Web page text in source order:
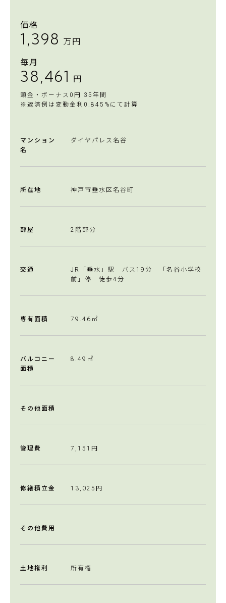
価格
1,398 万円
毎月
38,461 円
頭金・ボーナス0円 35年間
※返済例は変動金利0.845%にて計算
マンション
名
ダイヤパレス名谷
所在地 神戸市垂水区名谷町
部屋 2階部分
交通
JR「垂水」駅 バス19分 「名谷小学校
前」停 徒歩4分
専有面積 79.46㎡
バルコニー
面積
8.49㎡
その他面積
管理費 7,151円
修繕積立金 13,025円
その他費用
土地権利 所有権